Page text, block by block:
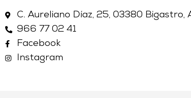
C. Aureliano Díaz, 25, 03380 Bigastro,
966 77 02 41
Facebook
Instagram